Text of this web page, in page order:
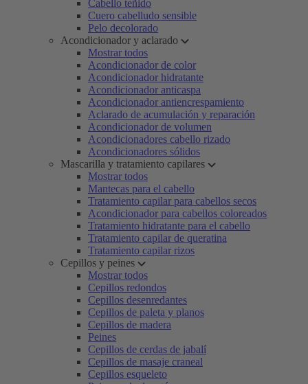
Cabello teñido
Cuero cabelludo sensible
Pelo decolorado
Acondicionador y aclarado
Mostrar todos
Acondicionador de color
Acondicionador hidratante
Acondicionador anticaspa
Acondicionador antiencrespamiento
Aclarado de acumulación y reparación
Acondicionador de volumen
Acondicionadores cabello rizado
Acondicionadores sólidos
Mascarilla y tratamiento capilares
Mostrar todos
Mantecas para el cabello
Tratamiento capilar para cabellos secos
Acondicionador para cabellos coloreados
Tratamiento hidratante para el cabello
Tratamiento capilar de queratina
Tratamiento capilar rizos
Cepillos y peines
Mostrar todos
Cepillos redondos
Cepillos desenredantes
Cepillos de paleta y planos
Cepillos de madera
Peines
Cepillos de cerdas de jabalí
Cepillos de masaje craneal
Cepillos esqueleto